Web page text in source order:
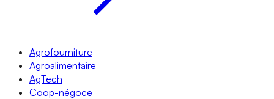
Agrofourniture
Agroalimentaire
AgTech
Coop-négoce